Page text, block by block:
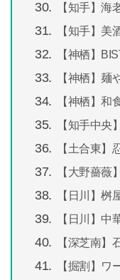
【知手】海
【知手】美
【神栖】
【神栖】麺
【神栖】
【知手中央
【土合東】
【大野薔薇
【日川】桝
【日川】中
【深芝南】
【掘割】ワ